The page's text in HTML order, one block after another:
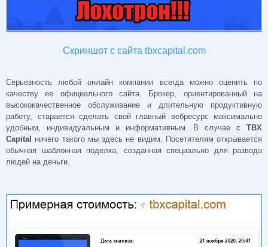
Скриншот с сайта tbxcapital.com
Серьезность любой онлайн компании всегда можно оценить по
качеству ее официального сайта. Брокер, ориентированный на
высококачественное обслуживание и длительную продуктивную
работу, старается сделать свой главный вебресурс максимально
удобным, индивидуальным и информативным. В случае с TBX
Capital ничего такого мы здесь не видим. Посетителям открывается
обычная шаблонная поделка, созданная специально для развода
людей на деньги.